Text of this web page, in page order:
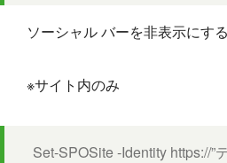
ソーシャル バーを非表示にす
※サイト内のみ
Set-SPOSite -Identity https://”